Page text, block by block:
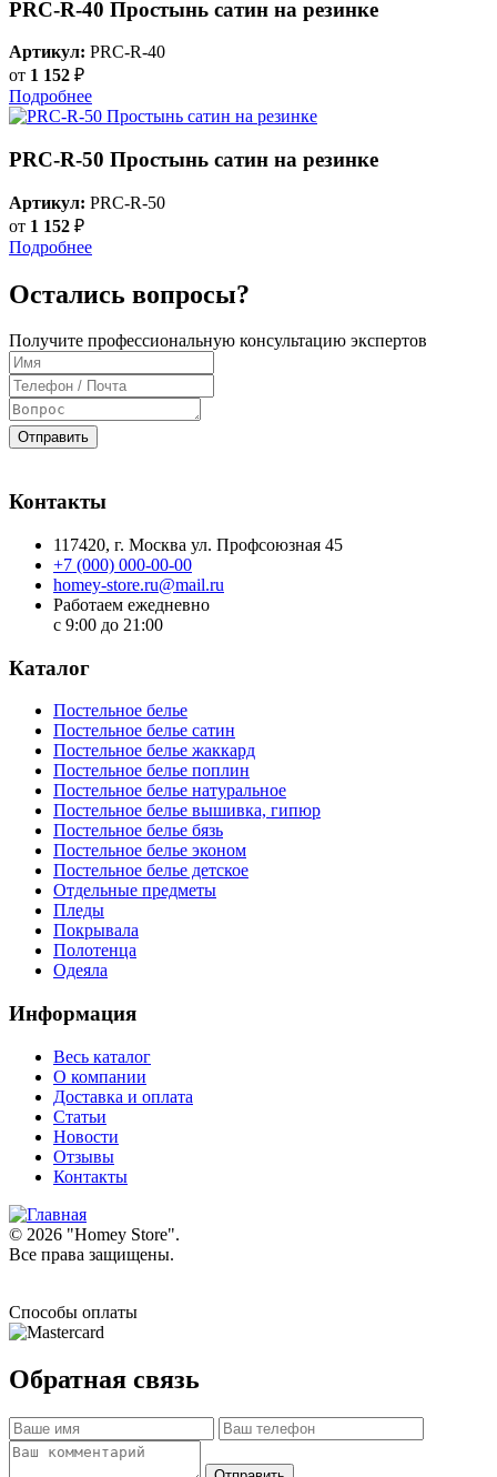
PRC-R-40 Простынь сатин на резинке
Артикул: PRC-R-40
от 1 152 ₽
Подробнее
PRC-R-50 Простынь сатин на резинке
Артикул: PRC-R-50
от 1 152 ₽
Подробнее
Остались вопросы?
Получите профессиональную консультацию экспертов
Отправить
Контакты
117420, г. Москва ул. Профсоюзная 45
+7 (000) 000-00-00
homey-store.ru@mail.ru
Работаем ежедневно
с 9:00 до 21:00
Каталог
Постельное белье
Постельное белье сатин
Постельное белье жаккард
Постельное белье поплин
Постельное белье натуральное
Постельное белье вышивка, гипюр
Постельное белье бязь
Постельное белье эконом
Постельное белье детское
Отдельные предметы
Пледы
Покрывала
Полотенца
Одеяла
Информация
Весь каталог
О компании
Доставка и оплата
Статьи
Новости
Отзывы
Контакты
© 2026 "Homey Store".
Все права защищены.
Способы оплаты
Обратная связь